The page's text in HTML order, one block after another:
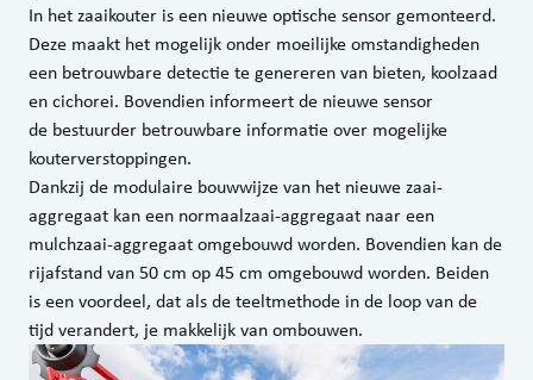
In het zaaikouter is een nieuwe optische sensor gemonteerd.
Deze maakt het mogelijk onder moeilijke omstandigheden
een betrouwbare detectie te genereren van bieten, koolzaad
en cichorei. Bovendien informeert de nieuwe sensor
de bestuurder betrouwbare informatie over mogelijke
kouterverstoppingen.
Dankzij de modulaire bouwwijze van het nieuwe zaai-
aggregaat kan een normaalzaai-aggregaat naar een
mulchzaai-aggregaat omgebouwd worden. Bovendien kan de
rijafstand van 50 cm op 45 cm omgebouwd worden. Beiden
is een voordeel, dat als de teeltmethode in de loop van de
tijd verandert, je makkelijk van ombouwen.